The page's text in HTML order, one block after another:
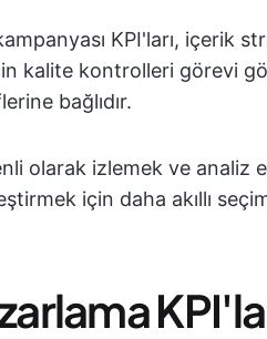
KPI'ları, içerik
kalite kontrolleri görevi
bağlıdır.
olarak izlemek ve analiz
için daha akıllı